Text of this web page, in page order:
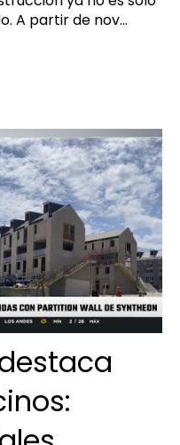
A partir de nov...